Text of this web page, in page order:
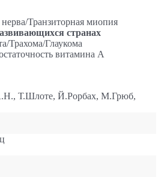
Транзиторная миопия
странах
Трахома/Глаукома
витамина А
Т.Шлоте, Й.Рорбах, М.Грюб,